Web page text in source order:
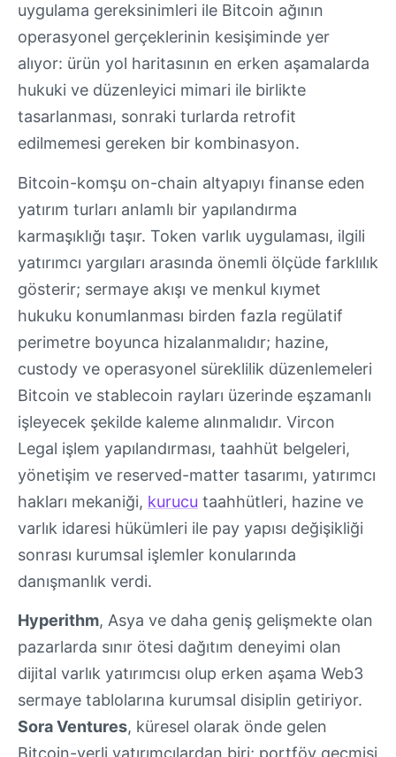
uygulama gereksinimleri ile Bitcoin ağının
operasyonel gerçeklerinin kesişiminde yer
alıyor: ürün yol haritasının en erken aşamalarda
hukuki ve düzenleyici mimari ile birlikte
tasarlanması, sonraki turlarda retrofit
edilmemesi gereken bir kombinasyon.
Bitcoin-komşu on-chain altyapıyı finanse eden
yatırım turları anlamlı bir yapılandırma
karmaşıklığı taşır. Token varlık uygulaması, ilgili
yatırımcı yargıları arasında önemli ölçüde farklılık
gösterir; sermaye akışı ve menkul kıymet
hukuku konumlanması birden fazla regülatif
perimetre boyunca hizalanmalıdır; hazine,
custody ve operasyonel süreklilik düzenlemeleri
Bitcoin ve stablecoin rayları üzerinde eşzamanlı
işleyecek şekilde kaleme alınmalıdır. Vircon
Legal işlem yapılandırması, taahhüt belgeleri,
yönetişim ve reserved-matter tasarımı, yatırımcı
hakları mekaniği, kurucu taahhütleri, hazine ve
varlık idaresi hükümleri ile pay yapısı değişikliği
sonrası kurumsal işlemler konularında
danışmanlık verdi.
Hyperithm, Asya ve daha geniş gelişmekte olan
pazarlarda sınır ötesi dağıtım deneyimi olan
dijital varlık yatırımcısı olup erken aşama Web3
sermaye tablolarına kurumsal disiplin getiriyor.
Sora Ventures, küresel olarak önde gelen
Bitcoin-yerli yatırımcılardan biri; portföy geçmişi